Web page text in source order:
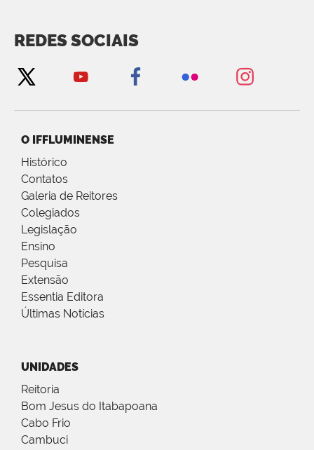
REDES SOCIAIS
O IFFLUMINENSE
Histórico
Contatos
Galeria de Reitores
Colegiados
Legislação
Ensino
Pesquisa
Extensão
Essentia Editora
Últimas Notícias
UNIDADES
Reitoria
Bom Jesus do Itabapoana
Cabo Frio
Cambuci